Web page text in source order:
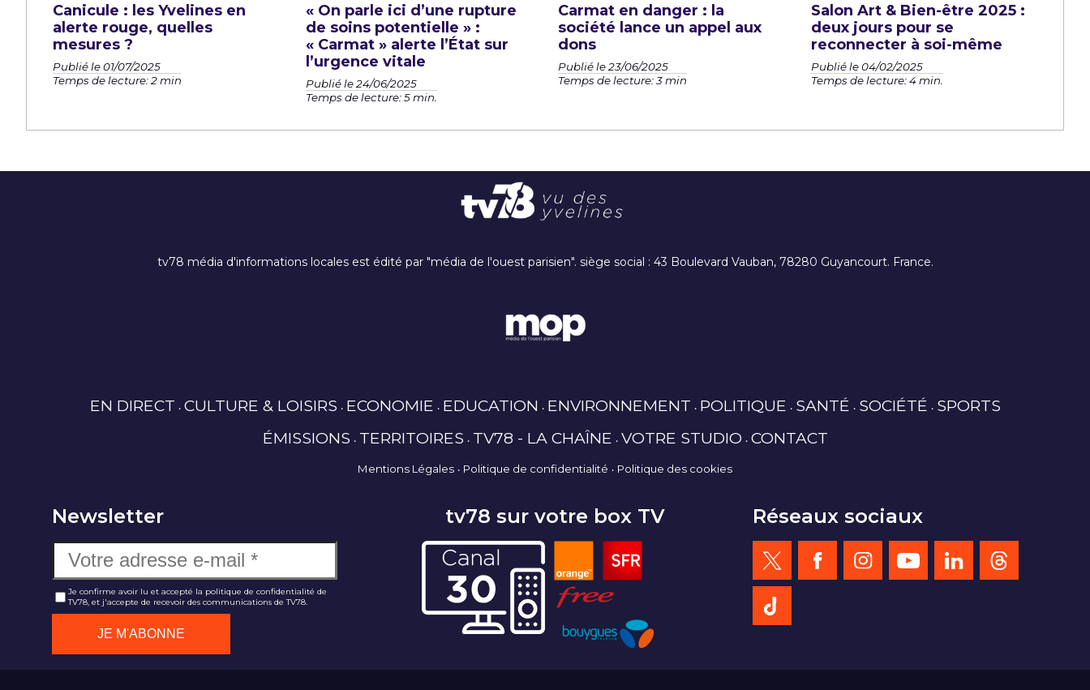
Canicule : les Yvelines en
alerte rouge, quelles
mesures ?
Publié le 01/07/2025
Temps de lecture: 2 min
« On parle ici d’une rupture
de soins potentielle » :
« Carmat » alerte l’État sur
l’urgence vitale
Publié le 24/06/2025
Temps de lecture: 5 min.
Carmat en danger : la
société lance un appel aux
dons
Publié le 23/06/2025
Temps de lecture: 3 min
Salon Art & Bien-être 2025 :
deux jours pour se
reconnecter à soi-même
Publié le 04/02/2025
Temps de lecture: 4 min.
tv78 média d'informations locales est édité par "média de l'ouest parisien". siège social : 43 Boulevard Vauban, 78280 Guyancourt. France.
EN DIRECT CULTURE & LOISIRS ECONOMIE EDUCATION ENVIRONNEMENT POLITIQUE SANTÉ SOCIÉTÉ SPORTS
ÉMISSIONS TERRITOIRES TV78 - LA CHAÎNE VOTRE STUDIO CONTACT
Mentions Légales Politique de confidentialité Politique des cookies
Newsletter
Je confirme avoir lu et accepté la politique de confidentialité de
TV78, et j'accepte de recevoir des communications de TV78.
tv78 sur votre box TV Réseaux sociaux